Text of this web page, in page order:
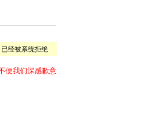
经被系统拒绝
便我们深感歉意